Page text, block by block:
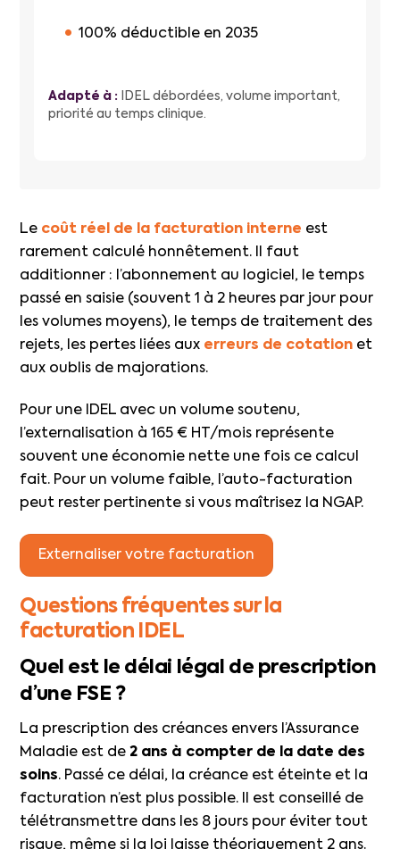
100% déductible en 2035
Adapté à :
IDEL débordées, volume important,
priorité au temps clinique.
Le coût réel de la facturation interne est
rarement calculé honnêtement. Il faut
additionner : l’abonnement au logiciel, le temps
passé en saisie (souvent 1 à 2 heures par jour pour
les volumes moyens), le temps de traitement des
rejets, les pertes liées aux erreurs de cotation et
aux oublis de majorations.
Pour une IDEL avec un volume soutenu,
l’externalisation à 165 € HT/mois représente
souvent une économie nette une fois ce calcul
fait. Pour un volume faible, l’auto-facturation
peut rester pertinente si vous maîtrisez la NGAP.
Externaliser votre facturation
Questions fréquentes sur la
facturation IDEL
Quel est le délai légal de prescription
d’une FSE ?
La prescription des créances envers l’Assurance
Maladie est de 2 ans à compter de la date des
soins. Passé ce délai, la créance est éteinte et la
facturation n’est plus possible. Il est conseillé de
télétransmettre dans les 8 jours pour éviter tout
risque, même si la loi laisse théoriquement 2 ans.